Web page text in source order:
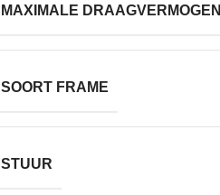
MAXIMALE DRAAGVERMOGEN
SOORT FRAME
STUUR